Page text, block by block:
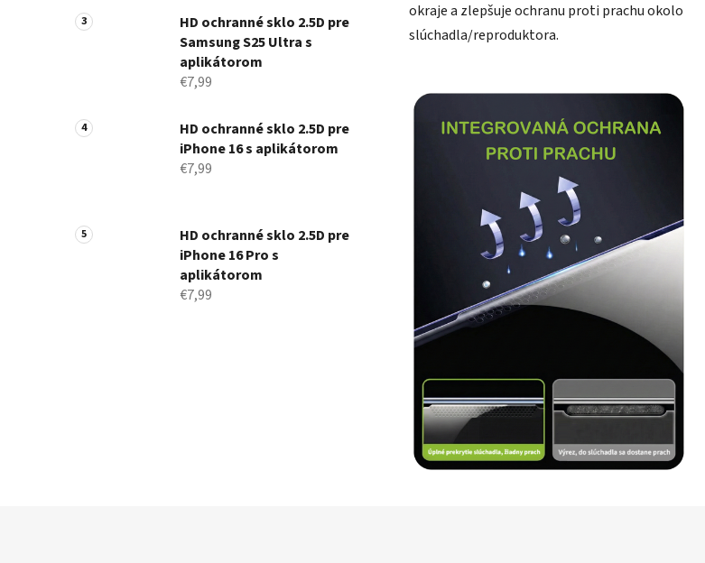
HD ochranné sklo 2.5D pre
Samsung S25 Ultra s
aplikátorom
€7,99
HD ochranné sklo 2.5D pre
iPhone 16 s aplikátorom
€7,99
HD ochranné sklo 2.5D pre
iPhone 16 Pro s
aplikátorom
€7,99
okraje a zlepšuje ochranu proti prachu okolo
slúchadla/reproduktora.